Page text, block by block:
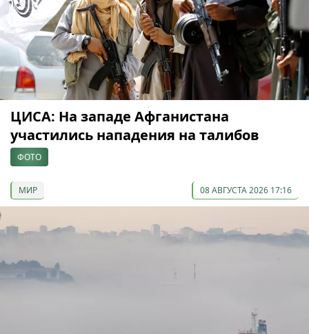
ЦИСА: На западе Афганистана
участились нападения на талибов
ФОТО
МИР 08 АВГУСТА 2026 17:16